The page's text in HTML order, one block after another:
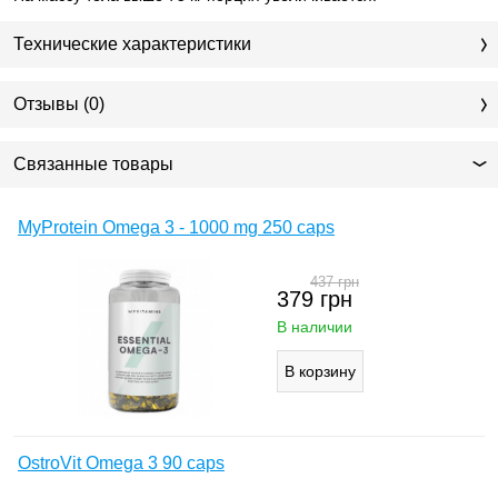
Технические характеристики
Отзывы (0)
Связанные товары
MyProtein Omega 3 - 1000 mg 250 caps
379 грн
437грн
В наличии
OstroVit Omega 3 90 caps